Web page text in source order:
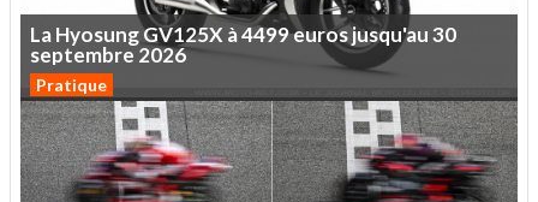
LaHyosungGV125X à4499eurosjusqu'au30
septembre 2026
Pratique